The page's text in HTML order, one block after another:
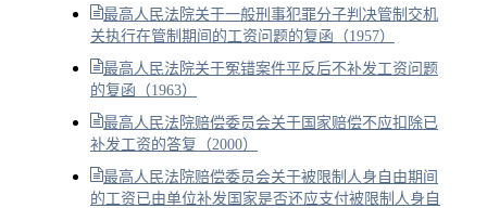
最高人民法院关于一般刑事犯罪分子判决管制交机
关执行在管制期间的工资问题的复函（1957）
最高人民法院关于冤错案件平反后不补发工资问题
的复函（1963）
最高人民法院赔偿委员会关于国家赔偿不应扣除已
补发工资的答复（2000）
最高人民法院赔偿委员会关于被限制人身自由期间
的工资已由单位补发国家是否还应支付被限制人身自